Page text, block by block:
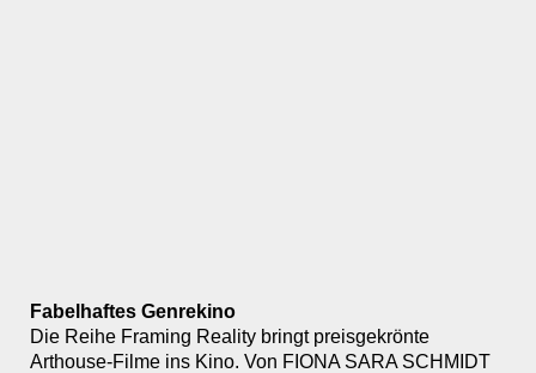
Fabelhaftes Genrekino
Die Reihe Framing Reality bringt preisgekrönte
Arthouse-Filme ins Kino. Von FIONA SARA SCHMIDT